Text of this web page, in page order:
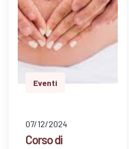
Eventi
07/12/2024
Corso di